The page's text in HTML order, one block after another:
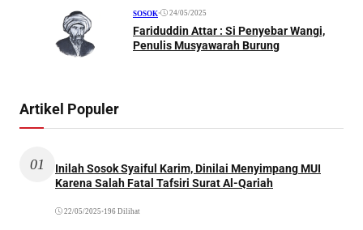
SOSOK• 24/05/2025
Fariduddin Attar : Si Penyebar Wangi,
Penulis Musyawarah Burung
Artikel Populer
01
Inilah Sosok Syaiful Karim, Dinilai Menyimpang MUI
Karena Salah Fatal Tafsiri Surat Al-Qariah
22/05/2025 •196 Dilihat